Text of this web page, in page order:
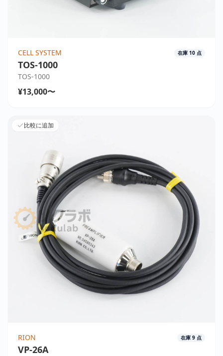
CELL SYSTEM 在庫 10 点
TOS-1000
TOS-1000
¥13,000〜
比較に追加
RION 在庫 9 点
VP-26A